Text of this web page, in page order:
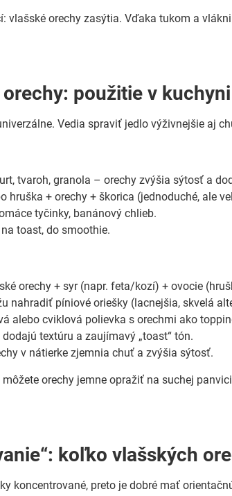
vlašské orechy zasýtia. Vďaka tukom a
použitie v
Vedia spraviť jedlo výživnejšie aj
tvaroh, granola – orechy zvýšia sýtosť a
hruška + orechy + škorica (jednoduché, ale
tyčinky, banánový chlieb.
toast, do smoothie.
orechy + syr (napr. feta/kozí) + ovocie
nahradiť píniové oriešky (lacnejšia, skvelá
alebo cviklová polievka s orechmi ako
dodajú textúru a zaujímavý „toast“ tón.
v nátierke zjemnia chuť a zvýšia sýtosť.
orechy jemne opražiť na suchej
koľko vlašských
koncentrované, preto je dobré mať